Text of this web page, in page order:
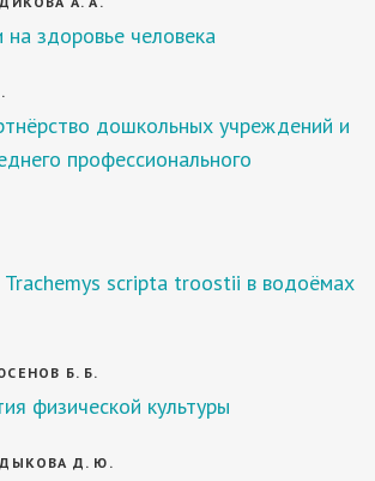
на здоровье человека
дошкольных учреждений и
профессионального
Trachemys scripta troostii в водоёмах
Б. Б.
физической культуры
Д. Ю.